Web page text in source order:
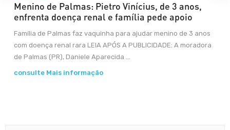
Menino de Palmas: Pietro Vinícius, de 3 anos,
enfrenta doença renal e família pede apoio
Família de Palmas faz vaquinha para ajudar menino de 3 anos
com doença renal rara LEIA APÓS A PUBLICIDADE: A moradora
de Palmas (PR), Daniele Aparecida ...
consulte Mais informação